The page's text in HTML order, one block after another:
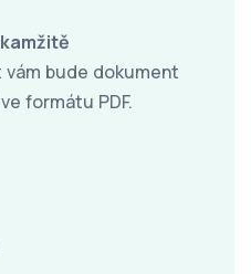
vám bude dokument
formátu PDF.